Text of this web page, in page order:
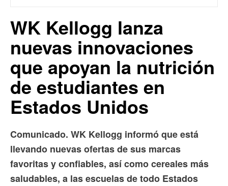
WK Kellogg lanza
nuevas innovaciones
que apoyan la nutrición
de estudiantes en
Estados Unidos
Comunicado. WK Kellogg informó que está
llevando nuevas ofertas de sus marcas
favoritas y confiables, así como cereales más
saludables, a las escuelas de todo Estados